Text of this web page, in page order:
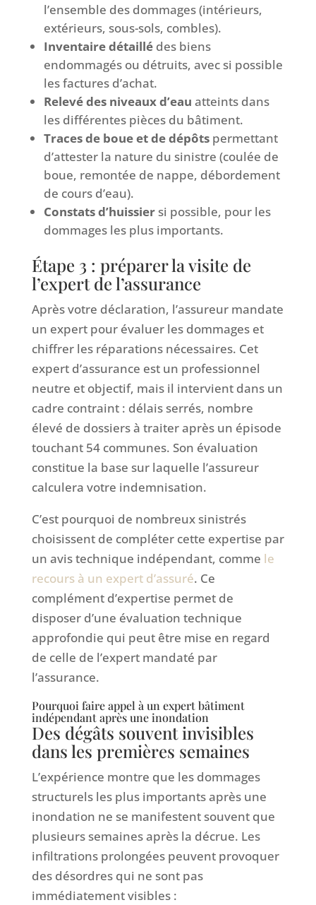
l’ensemble des dommages (intérieurs,
extérieurs, sous-sols, combles).
Inventaire détaillédes biens
endommagés ou détruits, avec si possible
les factures d’achat.
Relevé des niveaux d’eau atteints dans
les différentes pièces du bâtiment.
Traces de boue et de dépôtspermettant
d’attester la nature du sinistre (coulée de
boue, remontée de nappe, débordement
de cours d’eau).
Constats d’huissiersi possible, pour les
dommages les plus importants.
Étape 3 : préparer la visite de
l’expert de l’assurance
Après votre déclaration, l’assureur mandate
un expert pour évaluer les dommages et
chiffrer les réparations nécessaires. Cet
expert d’assurance est un professionnel
neutre et objectif, mais il intervient dans un
cadre contraint : délais serrés, nombre
élevé de dossiers à traiter après un épisode
touchant 54 communes. Son évaluation
constitue la base sur laquelle l’assureur
calculera votre indemnisation.
C’est pourquoi de nombreux sinistrés
choisissent de compléter cette expertise par
un avis technique indépendant, comme le
recours à un expert d’assuré. Ce
complément d’expertise permet de
disposer d’une évaluation technique
approfondie qui peut être mise en regard
de celle de l’expert mandaté par
l’assurance.
Pourquoi faire appel à un expert bâtiment
indépendant après une inondation
Des dégâts souvent invisibles
dans les premières semaines
L’expérience montre que les dommages
structurels les plus importants après une
inondation ne se manifestent souvent que
plusieurs semaines après la décrue. Les
infiltrations prolongées peuvent provoquer
des désordres qui ne sont pas
immédiatement visibles :